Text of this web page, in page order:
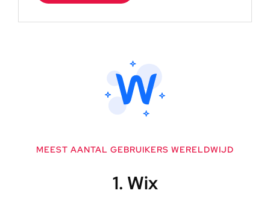
MEEST AANTAL GEBRUIKERS WERELDWIJD
1. Wix